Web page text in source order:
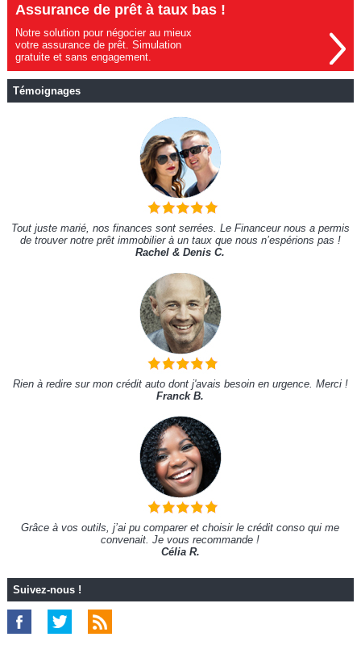
Assurance de prêt à taux bas !
Notre solution pour négocier au mieux
votre assurance de prêt. Simulation
gratuite et sans engagement.
Témoignages
Tout juste marié, nos finances sont serrées. Le Financeur nous a permis
de trouver notre prêt immobilier à un taux que nous n’espérions pas !
Rachel & Denis C.
Rien à redire sur mon crédit auto dont j'avais besoin en urgence. Merci !
Franck B.
Grâce à vos outils, j’ai pu comparer et choisir le crédit conso qui me
convenait. Je vous recommande !
Célia R.
Suivez-nous !